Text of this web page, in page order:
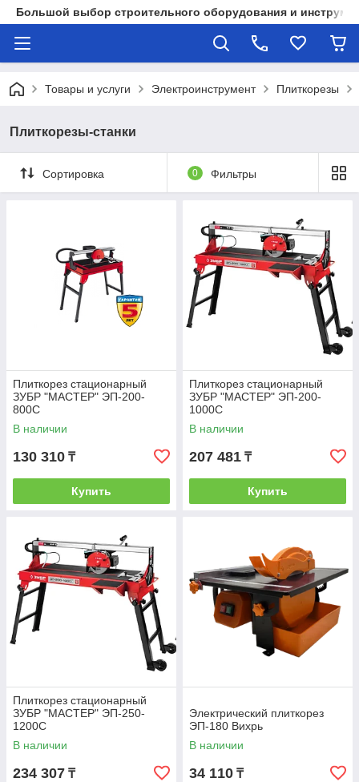
Большой выбор строительного оборудования и
Товары и услуги Электроинструмент Плиткорезы
Плиткорезы-станки
Сортировка 0 Фильтры
Плиткорез стационарный
ЗУБР "МАСТЕР" ЭП-200-
800С
В наличии
130 310 ₸
Купить
Плиткорез стационарный
ЗУБР "МАСТЕР" ЭП-200-
1000С
В наличии
207 481 ₸
Купить
Плиткорез стационарный
ЗУБР "МАСТЕР" ЭП-250-
1200С
В наличии
234 307 ₸
Электрический плиткорез
ЭП-180 Вихрь
В наличии
34 110 ₸